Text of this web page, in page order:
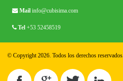
Mail info@cubisima.com
Tel +53 52458519
© Copyright 2026. Todos los derechos reservados.